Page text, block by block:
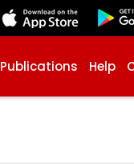
Publications Help